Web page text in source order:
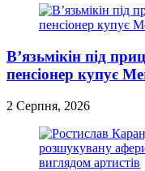
В’язьмікін під
пенсіонер купує
2 Серпня, 2026